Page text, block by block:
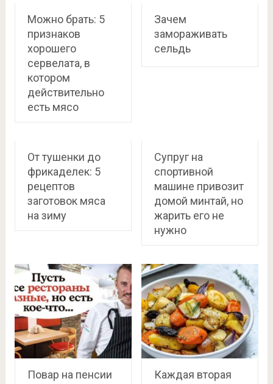
Можно брать: 5
признаков
хорошего
сервелата, в
котором
действительно
есть мясо
Зачем
замораживать
сельдь
От тушенки до
фрикаделек: 5
рецептов
заготовок мяса
на зиму
Супруг на
спортивной
машине привозит
домой минтай, но
жарить его не
нужно
Повар на пенсии
Каждая вторая